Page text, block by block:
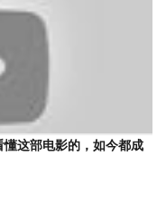
懂这部电影的，如今都成